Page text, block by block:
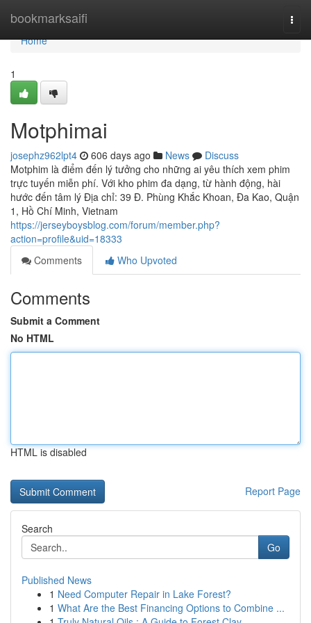
bookmarksaifi
Home
Home
1
Motphimai
josephz962lpt4 606 days ago News
Discuss
Motphim là điểm đến lý tưởng cho những ai yêu thích xem phim
trực tuyến miễn phí. Với kho phim đa dạng, từ hành động, hài
hước đến tâm lý Địa chỉ: 39 Đ. Phùng Khắc Khoan, Đa Kao, Quận
1, Hồ Chí Minh, Vietnam
https://jerseyboysblog.com/forum/member.php?
action=profile&uid=18333
Comments
Who Upvoted
Comments
Submit a Comment
No HTML
HTML is disabled
Report Page
Search
Go
Published News
1 Need Computer Repair in Lake Forest?
1 What Are the Best Financing Options to Combine ...